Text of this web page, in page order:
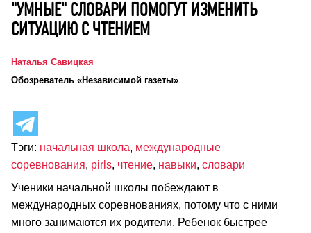
"УМНЫЕ" СЛОВАРИ ПОМОГУТ ИЗМЕНИТЬ
СИТУАЦИЮ С ЧТЕНИЕМ
Наталья Савицкая
Обозреватель «Независимой газеты»
Тэги: начальная школа, международные
соревнования, pirls, чтение, навыки, словари
Ученики начальной школы побеждают в
международных соревнованиях, потому что с ними
много занимаются их родители. Ребенок быстрее